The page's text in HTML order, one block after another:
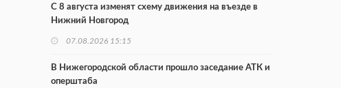
С 8 августа изменят схему движения на въезде в
Нижний Новгород
07.08.2026 15:15
В Нижегородской области прошло заседание АТК и
оперштаба